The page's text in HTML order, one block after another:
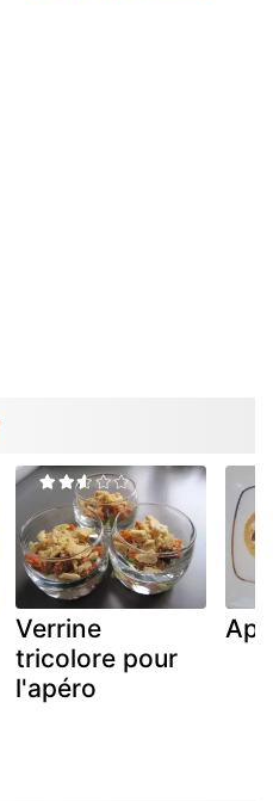
Verrine
tricolore pour
l'apéro